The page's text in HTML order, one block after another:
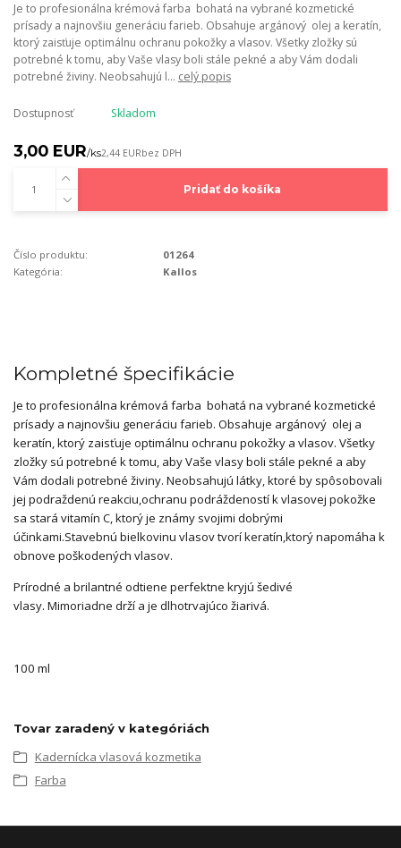
Je to profesionálna krémová farba bohatá na vybrané kozmetické
prísady a najnovšiu generáciu farieb. Obsahuje argánový olej a keratín,
ktorý zaisťuje optimálnu ochranu pokožky a vlasov. Všetky zložky sú
potrebné k tomu, aby Vaše vlasy boli stále pekné a aby Vám dodali
potrebné živiny. Neobsahujú l... celý popis
Dostupnosť Skladom
3,00 EUR/ks2,44 EURbez DPH
Pridať do košíka
Číslo produktu:
01264
Kategória:
Kallos
Kompletné špecifikácie
Je to profesionálna krémová farba bohatá na vybrané kozmetické
prísady a najnovšiu generáciu farieb. Obsahuje argánový olej a
keratín, ktorý zaisťuje optimálnu ochranu pokožky a vlasov. Všetky
zložky sú potrebné k tomu, aby Vaše vlasy boli stále pekné a aby
Vám dodali potrebné živiny. Neobsahujú látky, ktoré by spôsobovali
jej podraždenú reakciu,ochranu podráždeností k vlasovej pokožke
sa stará vitamín C, ktorý je známy svojimi dobrými
účinkami.Stavebnú bielkovinu vlasov tvorí keratín,ktorý napomáha k
obnove poškodených vlasov.
Prírodné a brilantné odtiene perfektne kryjú šedivé
vlasy. Mimoriadne drží a je dlhotrvajúco žiarivá.
100 ml
Tovar zaradený v kategóriách
Kadernícka vlasová kozmetika
Farba